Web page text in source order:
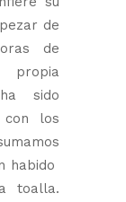
de
de
propia
sido
con los
habido
toalla.